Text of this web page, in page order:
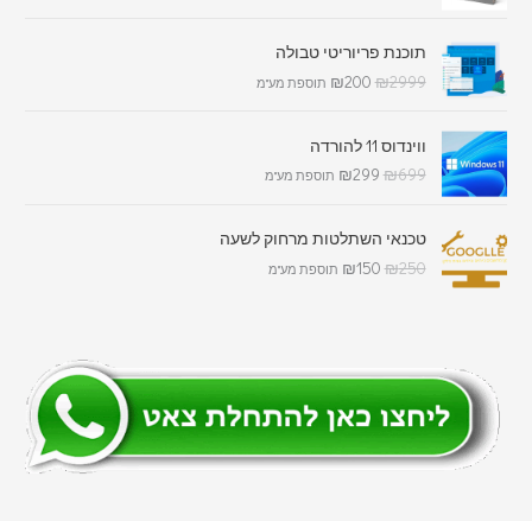
תוכנת פריוריטי טבולה
₪2999
₪200 תוספת מע"מ
ווינדוס 11 להורדה
₪699
₪299 תוספת מע"מ
טכנאי השתלטות מרחוק לשעה
₪250
₪150 תוספת מע"מ